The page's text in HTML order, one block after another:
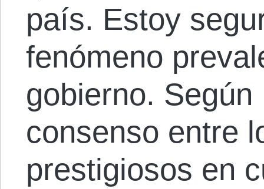
país. Estoy
fenómeno
gobierno.
consenso entre
prestigiosos en